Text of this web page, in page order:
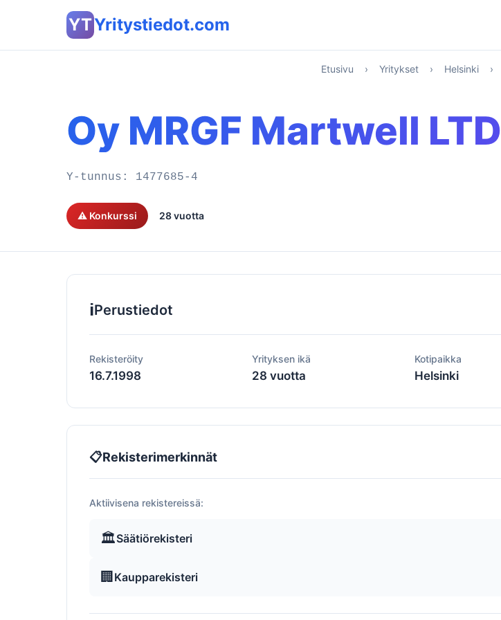
YTYritystiedot.com
Etusivu › Yritykset › Helsinki ›
Oy MRGF Martwell LTD
Y-tunnus: 1477685-4
⚠️ Konkurssi 28 vuotta
ℹ️Perustiedot
Rekisteröity
16.7.1998
Yrityksen ikä
28 vuotta
Kotipaikka
Helsinki
📋Rekisterimerkinnät
Aktiivisena rekistereissä:
🏛️Säätiörekisteri
🏢 Kaupparekisteri